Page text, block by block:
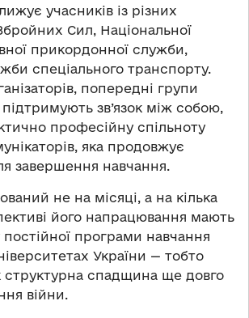
учасників із різних
Сил, Національної
прикордонної служби,
спеціального транспорту.
попередні групи
підтримують зв’язок між собою,
професійну спільноту
яка продовжує
завершення навчання.
не на місяці, а на кілька
його напрацювання мають
постійної програми навчання
України — тобто
структурна спадщина ще довго
війни.